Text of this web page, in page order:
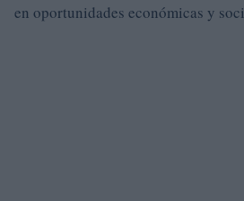
en oportunidades económicas y